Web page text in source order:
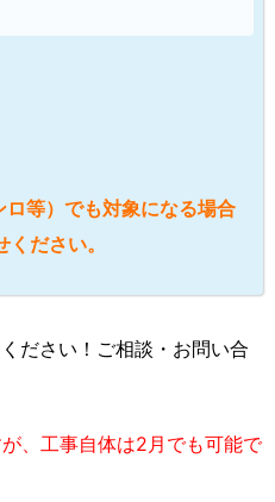
等）でも対象になる場合
ださい。
ださい！ご相談・お問い合
、工事自体は2月でも可能で